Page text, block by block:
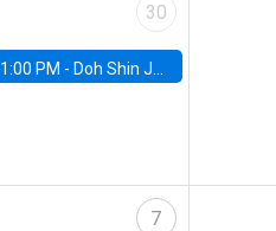
30
1:00 PM - Doh Shin Jeon, Toulouse School of Economics
7